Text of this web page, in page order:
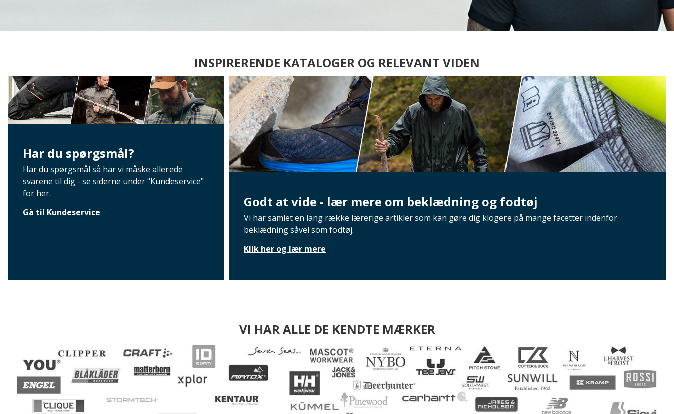
INSPIRERENDE KATALOGER OG RELEVANT VIDEN
Har du spørgsmål?
Har du spørgsmål så har vi måske allerede
svarene til dig - se siderne under "Kundeservice"
for her.
Gå til Kundeservice
Godt at vide - lær mere om beklædning og fodtøj
Vi har samlet en lang række lærerige artikler som kan gøre dig klogere på mange facetter indenfor
beklædning såvel som fodtøj.
Klik her og lær mere
VI HAR ALLE DE KENDTE MÆRKER